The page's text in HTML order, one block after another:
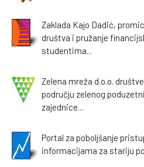
Zaklada Kajo Dadić,
društva i pružanje
studentima...
Zelena mreža d.o.o.
području zelenog
zajednice...
Portal za poboljšanje
informacijama za stariju